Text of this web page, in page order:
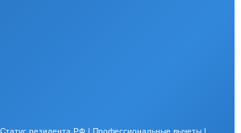
Статус резидента РФ | Профессиональные вычеты |